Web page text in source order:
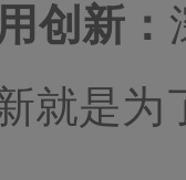
创新：
就是为